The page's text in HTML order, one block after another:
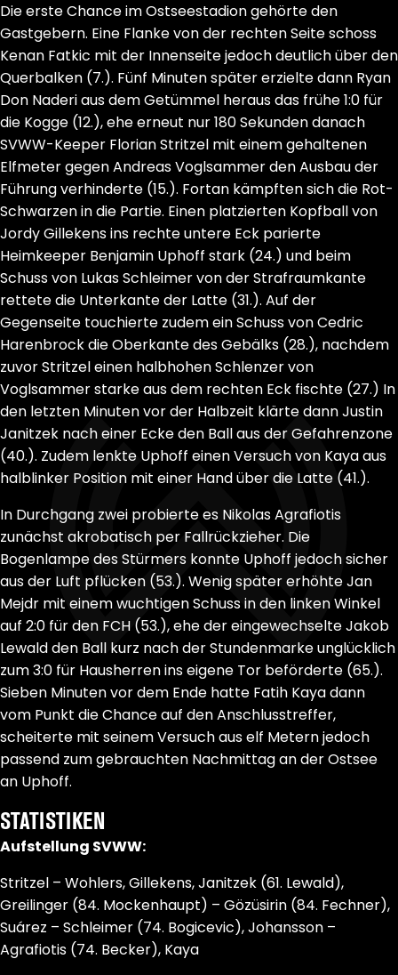
Die erste Chance im Ostseestadion gehörte den
Gastgebern. Eine Flanke von der rechten Seite schoss
Kenan Fatkic mit der Innenseite jedoch deutlich über den
Querbalken (7.). Fünf Minuten später erzielte dann Ryan
Don Naderi aus dem Getümmel heraus das frühe 1:0 für
die Kogge (12.), ehe erneut nur 180 Sekunden danach
SVWW-Keeper Florian Stritzel mit einem gehaltenen
Elfmeter gegen Andreas Voglsammer den Ausbau der
Führung verhinderte (15.). Fortan kämpften sich die Rot-
Schwarzen in die Partie. Einen platzierten Kopfball von
Jordy Gillekens ins rechte untere Eck parierte
Heimkeeper Benjamin Uphoff stark (24.) und beim
Schuss von Lukas Schleimer von der Strafraumkante
rettete die Unterkante der Latte (31.). Auf der
Gegenseite touchierte zudem ein Schuss von Cedric
Harenbrock die Oberkante des Gebälks (28.), nachdem
zuvor Stritzel einen halbhohen Schlenzer von
Voglsammer starke aus dem rechten Eck fischte (27.) In
den letzten Minuten vor der Halbzeit klärte dann Justin
Janitzek nach einer Ecke den Ball aus der Gefahrenzone
(40.). Zudem lenkte Uphoff einen Versuch von Kaya aus
halblinker Position mit einer Hand über die Latte (41.).
In Durchgang zwei probierte es Nikolas Agrafiotis
zunächst akrobatisch per Fallrückzieher. Die
Bogenlampe des Stürmers konnte Uphoff jedoch sicher
aus der Luft pflücken (53.). Wenig später erhöhte Jan
Mejdr mit einem wuchtigen Schuss in den linken Winkel
auf 2:0 für den FCH (53.), ehe der eingewechselte Jakob
Lewald den Ball kurz nach der Stundenmarke unglücklich
zum 3:0 für Hausherren ins eigene Tor beförderte (65.).
Sieben Minuten vor dem Ende hatte Fatih Kaya dann
vom Punkt die Chance auf den Anschlusstreffer,
scheiterte mit seinem Versuch aus elf Metern jedoch
passend zum gebrauchten Nachmittag an der Ostsee
an Uphoff.
STATISTIKEN
Aufstellung SVWW:
Stritzel – Wohlers, Gillekens, Janitzek (61. Lewald),
Greilinger (84. Mockenhaupt) – Gözüsirin (84. Fechner),
Suárez – Schleimer (74. Bogicevic), Johansson –
Agrafiotis (74. Becker), Kaya